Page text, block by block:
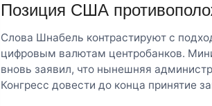
Позиция США
Слова Шнабель контрастируют с
цифровым валютам центробанков.
вновь заявил, что нынешняя
Конгресс довести до конца принятие